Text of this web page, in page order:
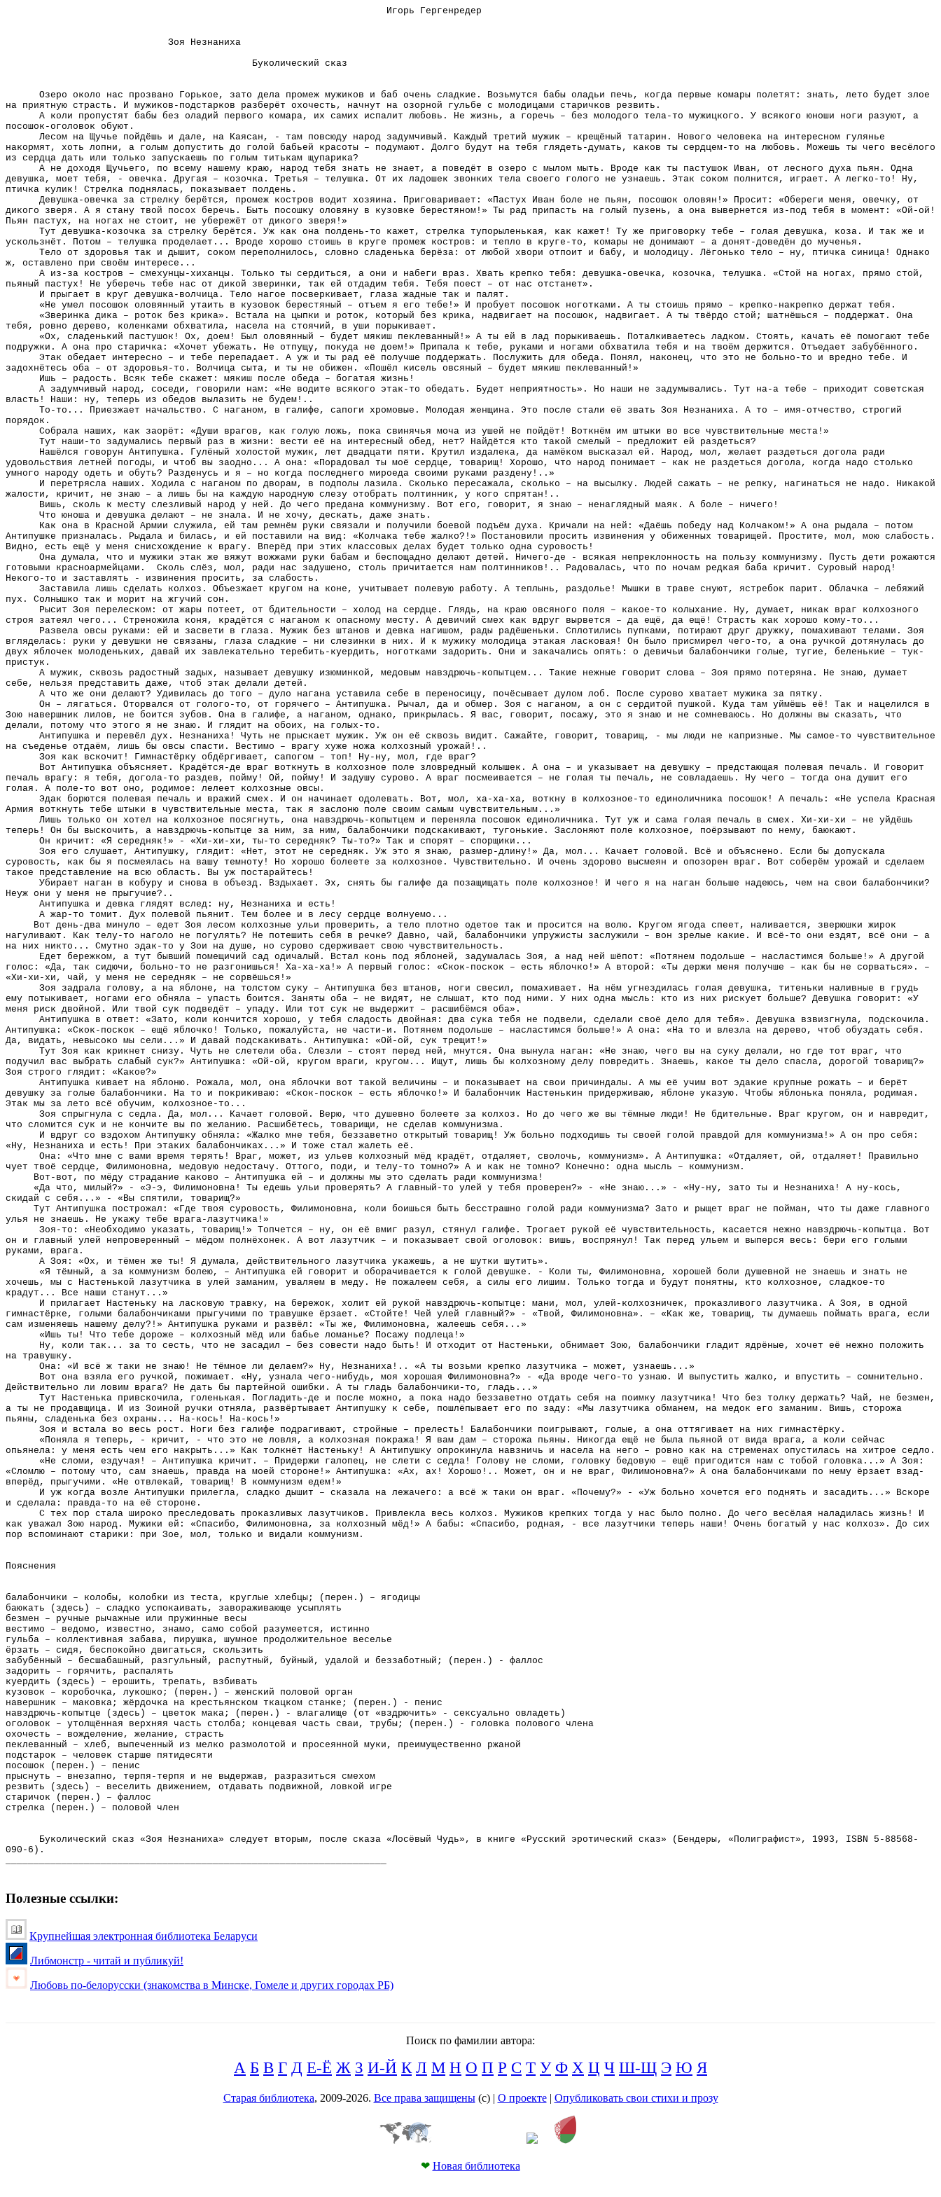
Игорь Гергенредер
Зоя Незнаниха
Буколический сказ
Озеро около нас прозвано Горькое, зато дела промеж мужиков и баб очень сладкие. Возьмутся бабы оладьи печь, когда первые комары полетят: знать, лето будет злое
на приятную страсть. И мужиков-подстарков разберёт охочесть, начнут на озорной гульбе с молодицами старичков резвить.
А коли пропустят бабы без оладий первого комара, их самих испалит любовь. Не жизнь, а горечь – без молодого тела-то мужицкого. У всякого юноши ноги разуют, а
посошок-оголовок обуют.
Лесом на Щучье пойдёшь и дале, на Каясан, - там повсюду народ задумчивый. Каждый третий мужик – крещёный татарин. Нового человека на интересном гулянье
накормят, хоть лопни, а голым допустить до голой бабьей красоты – подумают. Долго будут на тебя глядеть-думать, каков ты сердцем-то на любовь. Можешь ты чего весёлого
из сердца дать или только запускаешь по голым титькам щупарика?
А не доходя Щучьего, по всему нашему краю, народ тебя знать не знает, а поведёт в озеро с мылом мыть. Вроде как ты пастушок Иван, от лесного духа пьян. Одна
девушка, моет тебя, - овечка. Другая – козочка. Третья – телушка. От их ладошек звонких тела своего голого не узнаешь. Этак соком полнится, играет. А легко-то! Ну,
птичка кулик! Стрелка поднялась, показывает полдень.
Девушка-овечка за стрелку берётся, промеж костров водит хозяина. Приговаривает: «Пастух Иван боле не пьян, посошок оловян!» Просит: «Обереги меня, овечку, от
дикого зверя. А я стану твой посох беречь. Быть посошку оловяну в кузовке берестяном!» Ты рад припасть на голый пузень, а она вывернется из-под тебя в момент: «Ой-ой!
Пьян пастух, на ногах не стоит, не убережёт от дикого зверя!»
Тут девушка-козочка за стрелку берётся. Уж как она полдень-то кажет, стрелка тупорыленькая, как кажет! Ту же приговорку тебе – голая девушка, коза. И так же и
ускользнёт. Потом – телушка проделает... Вроде хорошо стоишь в круге промеж костров: и тепло в круге-то, комары не донимают – а донят-доведён до мученья.
Тело от здоровья так и дышит, соком переполнилось, словно сладенька берёза: от любой хвори отпоит и бабу, и молодицу. Лёгонько тело – ну, птичка синица! Однако
ж, оставлено при своём интересе...
А из-за костров – смехунцы-хиханцы. Только ты сердиться, а они и набеги враз. Хвать крепко тебя: девушка-овечка, козочка, телушка. «Стой на ногах, прямо стой,
пьяный пастух! Не уберечь тебе нас от дикой зверинки, так ей отдадим тебя. Тебя поест – от нас отстанет».
И прыгает в круг девушка-волчица. Тело нагое посверкивает, глаза жадные так и палят.
«Не умел посошок оловянный утаить в кузовок берестяный – отъем я его тебе!» И пробует посошок ноготками. А ты стоишь прямо – крепко-накрепко держат тебя.
«Зверинка дика – роток без крика». Встала на цыпки и роток, который без крика, надвигает на посошок, надвигает. А ты твёрдо стой; шатнёшься – поддержат. Она
тебя, ровно дерево, коленками обхватила, насела на стоячий, в уши порыкивает.
«Ох, сладенький пастушок! Ох, доем! Был оловянный – будет мякиш пеклеванный!» А ты ей в лад порыкиваешь. Поталкиваетесь ладком. Стоять, качать её помогают тебе
подружки. А она про старичка: «Хочет убежать. Не отпущу, покуда не доем!» Припала к тебе, руками и ногами обхватила тебя и на твоём держится. Отъедает забубённого.
Этак обедает интересно – и тебе перепадает. А уж и ты рад её получше поддержать. Послужить для обеда. Понял, наконец, что это не больно-то и вредно тебе. И
задохнётесь оба – от здоровья-то. Волчица сыта, и ты не обижен. «Пошёл кисель овсяный – будет мякиш пеклеванный!»
Ишь – радость. Всяк тебе скажет: мякиш после обеда – богатая жизнь!
А задумчивый народ, соседи, говорили нам: «Не водите всякого этак-то обедать. Будет неприятность». Но наши не задумывались. Тут на-а тебе – приходит советская
власть! Наши: ну, теперь из обедов вылазить не будем!..
То-то... Приезжает начальство. С наганом, в галифе, сапоги хромовые. Молодая женщина. Это после стали её звать Зоя Незнаниха. А то – имя-отчество, строгий
порядок.
Собрала наших, как заорёт: «Души врагов, как голую ложь, пока свинячья моча из ушей не пойдёт! Воткнём им штыки во все чувствительные места!»
Тут наши-то задумались первый раз в жизни: вести её на интересный обед, нет? Найдётся кто такой смелый – предложит ей раздеться?
Нашёлся говорун Антипушка. Гулёный холостой мужик, лет двадцати пяти. Крутил издалека, да намёком высказал ей. Народ, мол, желает раздеться догола ради
удовольствия летней погоды, и чтоб вы заодно... А она: «Порадовал ты моё сердце, товарищ! Хорошо, что народ понимает – как не раздеться догола, когда надо столько
умного народу одеть и обуть? Разденусь и я – но когда последнего мироеда своими руками раздену!..»
И перетрясла наших. Ходила с наганом по дворам, в подполы лазила. Сколько пересажала, сколько – на высылку. Людей сажать – не репку, нагинаться не надо. Никакой
жалости, кричит, не знаю – а лишь бы на каждую народную слезу отобрать полтинник, у кого спрятан!..
Вишь, сколь к месту слезливый народ у ней. До чего предана коммунизму. Вот его, говорит, я знаю – ненаглядный маяк. А боле – ничего!
Что юноша и девушка делают – не знала. И не хочу, дескать, даже знать.
Как она в Красной Армии служила, ей там ремнём руки связали и получили боевой подъём духа. Кричали на ней: «Даёшь победу над Колчаком!» А она рыдала – потом
Антипушке призналась. Рыдала и билась, и ей поставили на вид: «Колчака тебе жалко?!» Постановили просить извинения у обиженных товарищей. Простите, мол, мою слабость.
Видно, есть ещё у меня снисхождение к врагу. Вперёд при этих классовых делах будет только одна суровость!
Она думала, что и мужики этак же вяжут вожжами руки бабам и беспощадно делают детей. Ничего-де - всякая непреклонность на пользу коммунизму. Пусть дети рожаются
готовыми красноармейцами.
Сколь слёз, мол, ради нас задушено, столь причитается нам полтинников!.. Радовалась, что по ночам редкая баба кричит. Суровый народ!
Некого-то и заставлять - извинения просить, за слабость.
Заставила лишь сделать колхоз. Объезжает кругом на коне, учитывает полевую работу. А теплынь, раздолье! Мышки в траве снуют, ястребок парит. Облачка – лебяжий
пух. Солнышко так и морит на жгучий сон.
Рысит Зоя перелеском: от жары потеет, от бдительности – холод на сердце. Глядь, на краю овсяного поля – какое-то колыхание. Ну, думает, никак враг колхозного
строя затеял чего... Стреножила коня, крадётся с наганом к опасному месту. А девичий смех как вдруг вырвется – да ещё, да ещё! Страсть как хорошо кому-то...
Развела овсы руками: ей и засвети в глаза. Мужик без штанов и девка нагишом, рады радёшеньки. Сплотились пупками, потирают друг дружку, помахивают телами. Зоя
вгляделась: руки у девушки не связаны, глаза сладкие – ни слезинки в них. И к мужику молодица этакая ласковая! Он было присмирел чего-то, а она ручкой дотянулась до
двух яблочек молоденьких, давай их завлекательно теребить-куердить, ноготками задорить. Они и закачались опять: о девичьи балабончики голые, тугие, беленькие – тук-
пристук.
А мужик, сквозь радостный задых, называет девушку изюминкой, медовым навздрючь-копытцем... Такие нежные говорит слова – Зоя прямо потеряна. Не знаю, думает
себе, нельзя представить даже, чтоб этак делали детей.
А что же они делают? Удивилась до того – дуло нагана уставила себе в переносицу, почёсывает дулом лоб. После сурово хватает мужика за пятку.
Он – лягаться. Оторвался от голого-то, от горячего – Антипушка. Рычал, да и обмер. Зоя с наганом, а он с сердитой пушкой. Куда там уймёшь её! Так и нацелился в
Зою навершник лилов, не боится зубов. Она в галифе, а наганом, однако, прикрылась. Я вас, говорит, посажу, это я знаю и не сомневаюсь. Но должны вы сказать, что
делали, потому что этого я не знаю. И глядит на обоих, на голых-то.
Антипушка и перевёл дух. Незнаниха! Чуть не прыскает мужик. Уж он её сквозь видит. Сажайте, говорит, товарищ, - мы люди не капризные. Мы самое-то чувствительное
на съеденье отдаём, лишь бы овсы спасти. Вестимо – врагу хуже ножа колхозный урожай!..
Зоя как вскочит! Гимнастёрку обдёргивает, сапогом – топ! Ну-ну, мол, где враг?
Вот Антипушка объясняет. Крадётся-де враг воткнуть в колхозное поле зловредный колышек. А она – и указывает на девушку – предстающая полевая печаль. И говорит
печаль врагу: я тебя, догола-то раздев, пойму! Ой, пойму! И задушу сурово. А враг посмеивается – не голая ты печаль, не совладаешь. Ну чего – тогда она душит его
голая. А поле-то вот оно, родимое: лелеет колхозные овсы.
Эдак борются полевая печаль и вражий смех. И он начинает одолевать. Вот, мол, ха-ха-ха, воткну в колхозное-то единоличника посошок! А печаль: «Не успела Красная
Армия воткнуть тебе штыки в чувствительные места, так я заслоню поле своим самым чувствительным...»
Лишь только он хотел на колхозное посягнуть, она навздрючь-копытцем и переняла посошок единоличника. Тут уж и сама голая печаль в смех. Хи-хи-хи – не уйдёшь
теперь! Он бы выскочить, а навздрючь-копытце за ним, за ним, балабончики подскакивают, тугонькие. Заслоняют поле колхозное, поёрзывают по нему, баюкают.
Он кричит: «Я середняк!» - «Хи-хи-хи, ты-то середняк? Ты-то?» Так и спорят – спорщики...
Зоя его слушает, Антипушку, глядит: «Нет, этот не середняк. Уж это я знаю, размер-длину!» Да, мол... Качает головой. Всё и объяснено. Если бы допускала
суровость, как бы я посмеялась на вашу темноту! Но хорошо болеете за колхозное. Чувствительно. И очень здорово высмеян и опозорен враг. Вот соберём урожай и сделаем
такое представление на всю область. Вы уж постарайтесь!
Убирает наган в кобуру и снова в объезд. Вздыхает. Эх, снять бы галифе да позащищать поле колхозное! И чего я на наган больше надеюсь, чем на свои балабончики?
Неуж они у меня не прыгучие?..
Антипушка и девка глядят вслед: ну, Незнаниха и есть!
А жар-то томит. Дух полевой пьянит. Тем более и в лесу сердце волнуемо...
Вот день-два минуло – едет Зоя лесом колхозные ульи проверить, а тело плотно одетое так и просится на волю. Кругом ягода спеет, наливается, зверюшки жирок
нагуливают. Как телу-то наголо не погулять? Не потешить себя в речке? Давно, чай, балабончики упружисты заслужили – вон зрелые какие. И всё-то они ездят, всё они – а
на них никто... Смутно эдак-то у Зои на душе, но сурово сдерживает свою чувствительность.
Едет бережком, а тут бывший помещичий сад одичалый. Встал конь под яблоней, задумалась Зоя, а над ней шёпот: «Потянем подольше – насластимся больше!» А другой
голос: «Да, так сидючи, больно-то не разгонишься! Ха-ха-ха!» А первый голос: «Скок-поскок – есть яблочко!» А второй: «Ты держи меня получше – как бы не сорваться». –
«Хи-хи-хи, чай, у меня не середняк – не сорвёшься!»
Зоя задрала голову, а на яблоне, на толстом суку – Антипушка без штанов, ноги свесил, помахивает. На нём угнездилась голая девушка, титеньки наливные в грудь
ему потыкивает, ногами его обняла – упасть боится. Заняты оба – не видят, не слышат, кто под ними. У них одна мысль: кто из них рискует больше? Девушка говорит: «У
меня риск двойной. Или твой сук подведёт – упаду. Или тот сук не выдержит – расшибёмся оба».
Антипушка в ответ: «Зато, коли кончится хорошо, у тебя сладость двойная: два сука тебя не подвели, сделали своё дело для тебя». Девушка взвизгнула, подскочила.
Антипушка: «Скок-поскок – ещё яблочко! Только, пожалуйста, не части-и. Потянем подольше – насластимся больше!» А она: «На то и влезла на дерево, чтоб обуздать себя.
Да, видать, невысоко мы сели...» И давай подскакивать. Антипушка: «Ой-ой, сук трещит!»
Тут Зоя как крикнет снизу. Чуть не слетели оба. Слезли – стоят перед ней, мнутся. Она вынула наган: «Не знаю, чего вы на суку делали, но где тот враг, что
подучил вас выбрать слабый сук?» Антипушка: «Ой-ой, кругом враги, кругом... Ищут, лишь бы колхозному делу повредить. Знаешь, какое ты дело спасла, дорогой товарищ?»
Зоя строго глядит: «Какое?»
Антипушка кивает на яблоню. Рожала, мол, она яблочки вот такой величины – и показывает на свои причиндалы. А мы её учим вот эдакие крупные рожать – и берёт
девушку за голые балабончики. На то и покрикиваю: «Скок-поскок – есть яблочко!» И балабончик Настенькин придерживаю, яблоне указую. Чтобы яблонька поняла, родимая.
Этак мы за лето всё обучим, колхозное-то...
Зоя спрыгнула с седла. Да, мол... Качает головой. Верю, что душевно болеете за колхоз. Но до чего же вы тёмные люди! Не бдительные. Враг кругом, он и навредит,
что сломится сук и не кончите вы по желанию. Расшибётесь, товарищи, не сделав коммунизма.
И вдруг со вздохом Антипушку обняла: «Жалко мне тебя, беззаветно открытый товарищ! Уж больно подходишь ты своей голой правдой для коммунизма!» А он про себя:
«Ну, Незнаниха и есть! При этаких балабончиках...» И тоже стал жалеть её.
Она: «Что мне с вами время терять! Враг, может, из ульев колхозный мёд крадёт, отдаляет, сволочь, коммунизм». А Антипушка: «Отдаляет, ой, отдаляет! Правильно
чует твоё сердце, Филимоновна, медовую недостачу. Оттого, поди, и телу-то томно?» А и как не томно? Конечно: одна мысль – коммунизм.
Вот-вот, по мёду страдание каково – Антипушка ей – и должны мы это сделать ради коммунизма!
«Да что, милый?» - «Э-э, Филимоновна! Ты едешь ульи проверять? А главный-то улей у тебя проверен?» - «Не знаю...» - «Ну-ну, зато ты и Незнаниха! А ну-кось,
скидай с себя...» - «Вы спятили, товарищ?»
Тут Антипушка построжал: «Где твоя суровость, Филимоновна, коли боишься быть бесстрашно голой ради коммунизма? Зато и рыщет враг не пойман, что ты даже главного
улья не знаешь. Не укажу тебе врага-лазутчика!»
Зоя-то: «Необходимо указать, товарищ!» Топчется – ну, он её вмиг разул, стянул галифе. Трогает рукой её чувствительность, касается нежно навздрючь-копытца. Вот
он и главный улей непроверенный – мёдом полнёхонек. А вот лазутчик – и показывает свой оголовок: вишь, воспрянул! Так перед ульем и выперся весь: бери его голыми
руками, врага.
А Зоя: «Ох, и тёмен же ты! Я думала, действительного лазутчика укажешь, а не шутки шутить».
«Я тёмный, а за коммунизм болею, – Антипушка ей говорит и оборачивается к голой девушке. - Коли ты, Филимоновна, хорошей боли душевной не знаешь и знать не
хочешь, мы с Настенькой лазутчика в улей заманим, уваляем в меду. Не пожалеем себя, а силы его лишим. Только тогда и будут понятны, кто колхозное, сладкое-то
крадут... Все наши станут...»
И прилагает Настеньку на ласковую травку, на бережок, холит ей рукой навздрючь-копытце: мани, мол, улей-колхозничек, проказливого лазутчика. А Зоя, в одной
гимнастёрке, голыми балабончиками прыгучими по травушке ёрзает. «Стойте! Чей улей главный?» - «Твой, Филимоновна». – «Как же, товарищ, ты думаешь поймать врага, если
сам изменяешь нашему делу?!» Антипушка руками и развёл: «Ты же, Филимоновна, жалеешь себя...»
«Ишь ты! Что тебе дороже – колхозный мёд или бабье ломанье? Посажу подлеца!»
Ну, коли так... за то сесть, что не засадил – без совести надо быть! И отходит от Настеньки, обнимает Зою, балабончики гладит ядрёные, хочет её нежно положить
на травушку.
Она: «И всё ж таки не знаю! Не тёмное ли делаем?» Ну, Незнаниха!.. «А ты возьми крепко лазутчика – может, узнаешь...»
Вот она взяла его ручкой, пожимает. «Ну, узнала чего-нибудь, моя хорошая Филимоновна?» - «Да вроде чего-то узнаю. И выпустить жалко, и впустить – сомнительно.
Действительно ли ловим врага? Не дать бы партейной ошибки. А ты гладь балабончики-то, гладь...»
Тут Настенька привскочила, голенькая. Погладить-де и после можно, а пока надо беззаветно отдать себя на поимку лазутчика! Что без толку держать? Чай, не безмен,
а ты не продавщица. И из Зоиной ручки отняла, развёртывает Антипушку к себе, пошлёпывает его по заду: «Мы лазутчика обманем, на медок его заманим. Вишь, сторожа
пьяны, сладенька без охраны... На-кось! На-кось!»
Зоя и встала во весь рост. Ноги без галифе подрагивают, стройные – прелесть! Балабончики поигрывают, голые, а она оттягивает на них гимнастёрку.
«Поняла я теперь, - кричит, - что это не ловля, а колхозная покража! Я вам дам – сторожа пьяны. Никогда ещё не была пьяной от вида врага, а коли сейчас
опьянела: у меня есть чем его накрыть...» Как толкнёт Настеньку! А Антипушку опрокинула навзничь и насела на него – ровно как на стременах опустилась на хитрое седло.
«Не сломи, ездучая! – Антипушка кричит. – Придержи галопец, не слети с седла! Голову не сломи, головку бедовую – ещё пригодится нам с тобой головка...» А Зоя:
«Сломлю – потому что, сам знаешь, правда на моей стороне!» Антипушка: «Ах, ах! Хорошо!.. Может, он и не враг, Филимоновна?» А она балабончиками по нему ёрзает взад-
вперёд, прыгучими. «Не отвлекай, товарищ! В коммунизм едем!»
И уж когда возле Антипушки прилегла, сладко дышит – сказала на лежачего: а всё ж таки он враг. «Почему?» - «Уж больно хочется его поднять и засадить...» Вскоре
и сделала: правда-то на её стороне.
С тех пор стала широко преследовать проказливых лазутчиков. Привлекла весь колхоз. Мужиков крепких тогда у нас было полно. До чего весёлая наладилась жизнь! И
как уважал Зою народ. Мужики ей: «Спасибо, Филимоновна, за колхозный мёд!» А бабы: «Спасибо, родная, - все лазутчики теперь наши! Очень богатый у нас колхоз». До сих
пор вспоминают старики: при Зое, мол, только и видали коммунизм.
Пояснения
балабончики – колобы, колобки из теста, круглые хлебцы; (перен.) – ягодицы
баюкать (здесь) – сладко успокаивать, завораживающе усыплять
безмен – ручные рычажные или пружинные весы
вестимо – ведомо, известно, знамо, само собой разумеется, истинно
гульба – коллективная забава, пирушка, шумное продолжительное веселье
ёрзать – сидя, беспокойно двигаться, скользить
забубённый – бесшабашный, разгульный, распутный, буйный, удалой и беззаботный; (перен.) - фаллос
задорить – горячить, распалять
куердить (здесь) – ерошить, трепать, взбивать
кузовок – коробочка, лукошко; (перен.) – женский половой орган
навершник – маковка; жёрдочка на крестьянском ткацком станке; (перен.) - пенис
навздрючь-копытце (здесь) – цветок мака; (перен.) - влагалище (от «вздрючить» - сексуально овладеть)
оголовок – утолщённая верхняя часть столба; концевая часть сваи, трубы; (перен.) - головка полового члена
охочесть – вожделение, желание, страсть
пеклеванный – хлеб, выпеченный из мелко размолотой и просеянной муки, преимущественно ржаной
подстарок – человек старше пятидесяти
посошок (перен.) – пенис
прыснуть – внезапно, терпя-терпя и не выдержав, разразиться смехом
резвить (здесь) – веселить движением, отдавать подвижной, ловкой игре
старичок (перен.) – фаллос
стрелка (перен.) – половой член
Буколический сказ «Зоя Незнаниха» следует вторым, после сказа «Лосёвый Чудь», в книге «Русский эротический сказ» (Бендеры, «Полиграфист», 1993, ISBN 5-88568-
090-6).
Полезные ссылки:
Крупнейшая электронная библиотека Беларуси
Либмонстр - читай и публикуй!
Любовь по-белорусски (знакомства в Минске, Гомеле и других городах РБ)
Поиск по фамилии автора:
А Б В Г Д Е-Ё Ж З И-Й К Л М Н О П Р С Т У Ф Х Ц Ч Ш-Щ Э Ю Я
Старая библиотека, 2009-2026. Все права защищены(с) | О проекте| Опубликовать свои стихи и прозу
❤ Новая библиотека